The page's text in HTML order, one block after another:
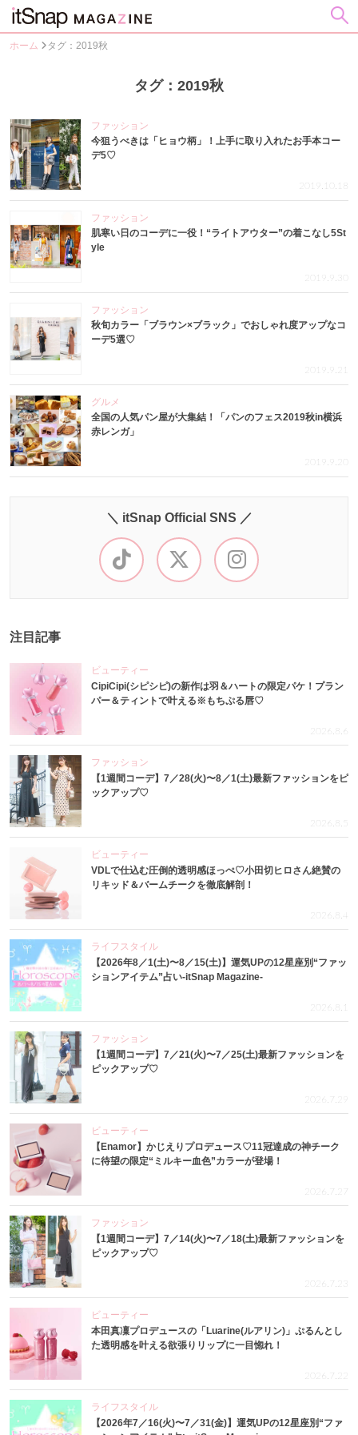
ホーム タグ：2019秋
タグ：2019秋
ファッション
今狙うべきは「ヒョウ柄」！上手に取り入れたお手本コー
デ5♡
2019.10.18
ファッション
肌寒い日のコーデに一役！“ライトアウター”の着こなし5St
yle
2019.9.30
ファッション
秋旬カラー「ブラウン×ブラック」でおしゃれ度アップなコ
ーデ5選♡
2019.9.21
グルメ
全国の人気パン屋が大集結！「パンのフェス2019秋in横浜
赤レンガ」
2019.9.20
＼ itSnap Official SNS ／
注目記事
ビューティー
CipiCipi(シピシピ)の新作は羽＆ハートの限定パケ！プラン
パー＆ティントで叶える※もちぷる唇♡
2026.8.6
ファッション
【1週間コーデ】7／28(火)〜8／1(土)最新ファッションをピ
ックアップ♡
2026.8.5
ビューティー
VDLで仕込む圧倒的透明感ほっぺ♡小田切ヒロさん絶賛の
リキッド＆バームチークを徹底解剖！
2026.8.4
ライフスタイル
【2026年8／1(土)〜8／15(土)】運気UPの12星座別“ファッ
ションアイテム”占い-itSnap Magazine-
2026.8.1
ファッション
【1週間コーデ】7／21(火)〜7／25(土)最新ファッションを
ピックアップ♡
2026.7.29
ビューティー
【Enamor】かじえりプロデュース♡11冠達成の神チーク
に待望の限定“ミルキー血色”カラーが登場！
2026.7.27
ファッション
【1週間コーデ】7／14(火)〜7／18(土)最新ファッションを
ピックアップ♡
2026.7.23
ビューティー
本田真凜プロデュースの「Luarine(ルアリン)」ぷるんとし
た透明感を叶える欲張りリップに一目惚れ！
2026.7.22
ライフスタイル
【2026年7／16(火)〜7／31(金)】運気UPの12星座別“ファ